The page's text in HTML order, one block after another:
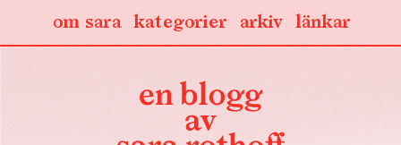
länkar
arkiv
kategorier
om sara